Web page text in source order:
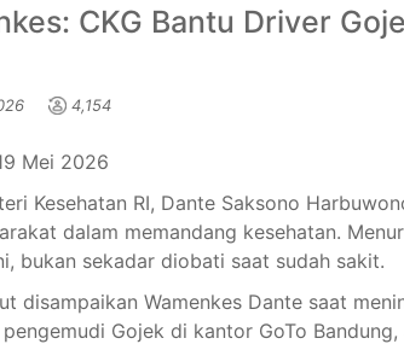
CKG Bantu Driver
4,154
Mei 2026
Kesehatan RI, Dante Saksono
dalam memandang kesehatan.
bukan sekadar diobati saat sudah sakit.
disampaikan Wamenkes Dante saat
Gojek di kantor GoTo